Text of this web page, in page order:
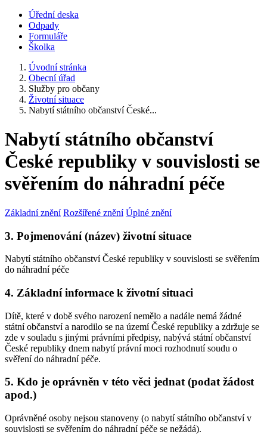
Úřední deska
Odpady
Formuláře
Školka
Úvodní stránka
Obecní úřad
Služby pro občany
Životní situace
Nabytí státního občanství České...
Nabytí státního občanství
České republiky v souvislosti se
svěřením do náhradní péče
Základní znění Rozšířené znění Úplné znění
3. Pojmenování (název) životní situace
Nabytí státního občanství České republiky v souvislosti se svěřením
do náhradní péče
4. Základní informace k životní situaci
Dítě, které v době svého narození nemělo a nadále nemá žádné
státní občanství a narodilo se na území České republiky a zdržuje se
zde v souladu s jinými právními předpisy, nabývá státní občanství
České republiky dnem nabytí právní moci rozhodnutí soudu o
svěření do náhradní péče.
5. Kdo je oprávněn v této věci jednat (podat žádost
apod.)
Oprávněné osoby nejsou stanoveny (o nabytí státního občanství v
souvislosti se svěřením do náhradní péče se nežádá).